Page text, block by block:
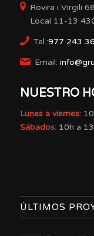
Rovira i Virgili
Local 11-13
Tel.:977 243
Email:
NUESTRO
Lunes a viernes:
Sábados:10h a
ÚLTIMOS